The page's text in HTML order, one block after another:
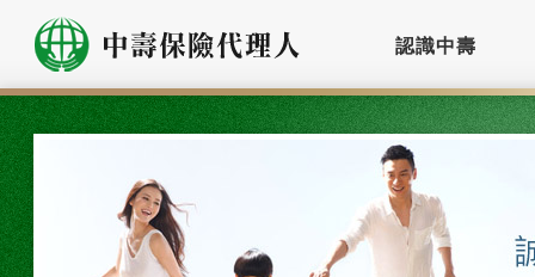
認識中壽